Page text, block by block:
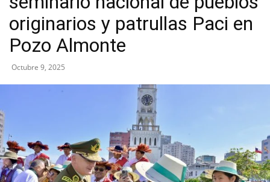
originarios y patrullas Paci en
Pozo Almonte
Octubre 9, 2025